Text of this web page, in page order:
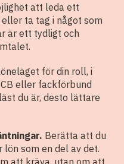
att leda ett
ta tag i något som
är ett tydligt och
för din roll, i
eller fackförbund
du är, desto lättare
Berätta att du
som en del av det.
att kräva, utan om att